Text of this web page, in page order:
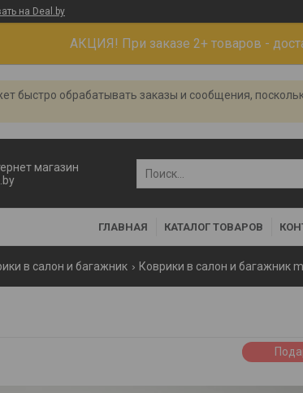
на Deal.by
АКЦИЯ! При заказе 2+ товаров -
быстро обрабатывать заказы и сообщения,
магазин
ГЛАВНАЯ КАТАЛОГ ТОВАРОВ
в салон и багажник Коврики в салон и багажник